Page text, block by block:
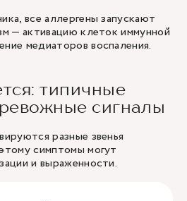
все аллергены запускают
— активацию клеток иммунной
медиаторов воспаления.
типичные
сигналы
разные звенья
симптомы могут
и выраженности.